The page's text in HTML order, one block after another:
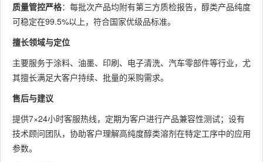
质量管控严格：每批次产品均附有第三方质检报告，醇类产品纯度
可稳定在99.5%以上，符合国家优级品标准。
擅长领域与定位
主要服务于涂料、油墨、印刷、电子清洗、汽车零部件等行业，尤
其擅长满足大客户持续、批量的采购需求。
售后与建议
提供7×24小时客服热线，定期为客户进行产品兼容性测试；设有
技术顾问团队，协助客户理解高纯度醇类溶剂在特定工序中的应用
参数。